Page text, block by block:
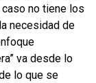
no tiene los
necesidad de
va desde lo
lo que se